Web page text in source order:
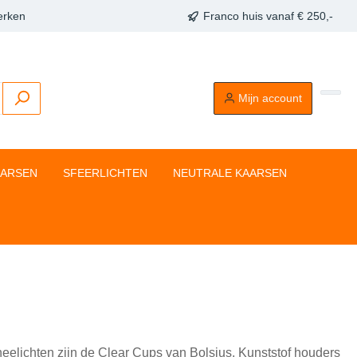
Franco huis vanaf € 250,-
Mijn account
SFEERLICHTEN NEUTRALE KAARSEN
zijn de Clear Cups van Bolsius. Kunststof houders